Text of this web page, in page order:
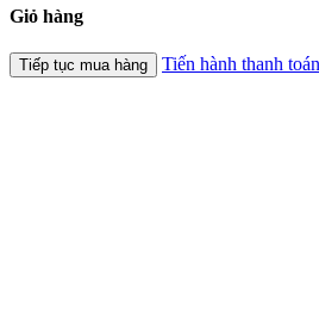
Giỏ hàng
Tiếp tục mua hàng Tiến hành thanh toán